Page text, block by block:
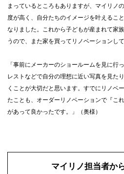
まっているところもありますが、マイリノ
度が高く、自分たちのイメージを叶えるこ
なりました。これから子どもが産まれて家
うので、また家を買ってリノベーションし
「事前にメーカーのショールームを見に行
レストなどで自分の理想に近い写真を見た
くことが大切だと思います。すでにリノベ
たことも、オーダーリノベーションで『こ
があって良かったです。」（奥様）
マイリノ担当者か